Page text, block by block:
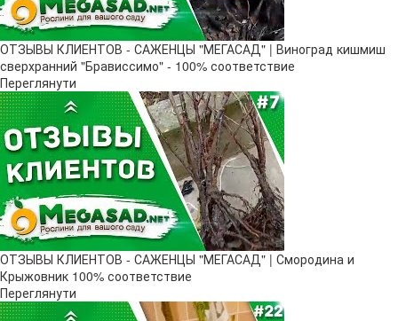
ОТЗЫВЫ КЛИЕНТОВ - САЖЕНЦЫ "МЕГАСАД" | Виноград кишмиш
сверхранний "Брависсимо" - 100% соответствие
Переглянути
ОТЗЫВЫ КЛИЕНТОВ - САЖЕНЦЫ "МЕГАСАД" | Смородина и
Крыжовник 100% соответствие
Переглянути